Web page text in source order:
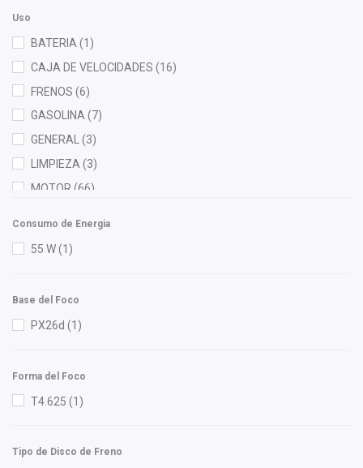
Dynamik (1)
Euroespaña (2)
Febi(4)
Forcetec(3)
FP(2)
Fritec(4)
Gates(3)
Herta(6)
Ingel (1)
Injetech(5)
Kuhn (1)
M Series(4)
Meistersatz (1)
Uso
BATERIA (1)
CAJA DE VELOCIDADES (16)
FRENOS (6)
GASOLINA(7)
GENERAL (3)
LIMPIEZA (3)
MOTOR (66)
Consumo de Energia
55 W(1)
Base del Foco
PX26d (1)
Forma del Foco
T4.625 (1)
Tipo de Disco de Freno